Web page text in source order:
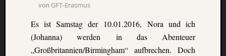
von GFT-Erasmus
Es ist Samstag der 10.01.2016, Nora und ich
(Johanna) werden in das Abenteuer
„Großbritannien/Birmingham“ aufbrechen. Doch